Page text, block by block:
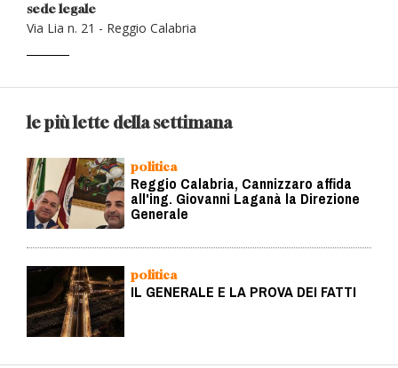
sede legale
Via Lia n. 21 - Reggio Calabria
le più lette della settimana
politica
Reggio Calabria, Cannizzaro affida
all'ing. Giovanni Laganà la Direzione
Generale
politica
IL GENERALE E LA PROVA DEI FATTI